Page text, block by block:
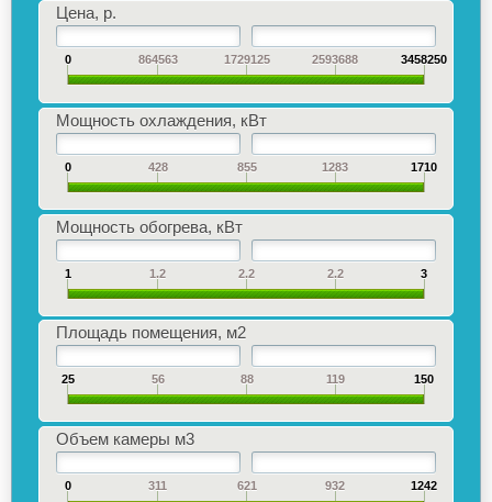
Цена, р.
0 864563 1729125 2593688 3458250
Мощность охлаждения, кВт
0 428 855 1283 1710
Мощность обогрева, кВт
1 1.2 2.2 2.2 3
Площадь помещения, м2
25 56 88 119 150
Объем камеры м​3
0 311 621 932 1242